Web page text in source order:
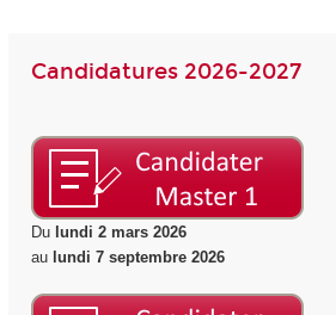
Candidatures 2026-2027
Du lundi 2 mars 2026
au lundi 7 septembre 2026